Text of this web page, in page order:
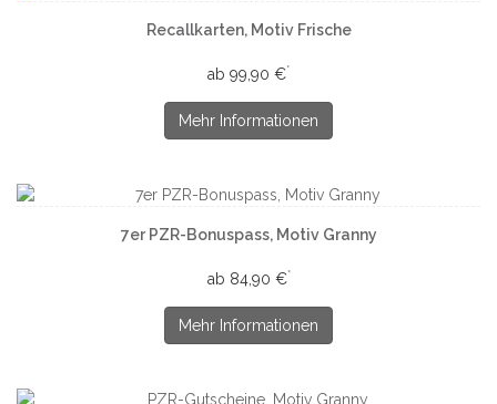
Recallkarten, Motiv Frische
ab 99,90 €*
Mehr Informationen
7er PZR-Bonuspass, Motiv Granny
ab 84,90 €*
Mehr Informationen